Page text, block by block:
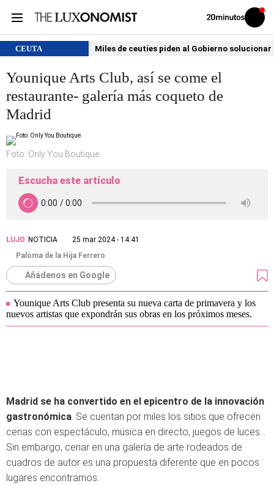
Volver
Iniciar
sesión
CEUTA Miles de ceutíes piden al Gobierno
Younique Arts Club, así se come el
restaurante- galería más coqueto de
Madrid
Foto: Only You Boutique.
Escucha este artículo
LUJO NOTICIA
25 mar 2024 - 14:41
Paloma de la Hija Ferrero
Añádenos en Google
Younique Arts Club presenta su nueva carta de primavera y los
nuevos artistas que expondrán sus obras en los próximos meses.
Madrid se ha convertido en el epicentro de la innovación
gastronómica. Se cuentan por miles los sitios que ofrecen
cenas con espectáculo, música en directo, juegos de luces...
Sin embargo, cenar en una galería de arte rodeados de
cuadros de autor es una propuesta diferente que en pocos
lugares encontramos.